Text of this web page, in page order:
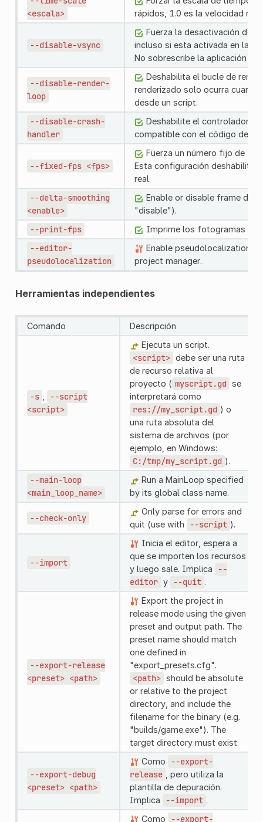
<escala>
rápidos, 1.0 es la velocidad
--disable-vsync
Fuerza la desactivación de
incluso si esta activada en la
No sobrescribe la aplicación
--disable-render-
loop
Deshabilita el bucle de
renderizado solo ocurra
desde un script.
--disable-crash-
handler
Deshabilite el controlador
compatible con el código de la
--fixed-fps <fps>
Fuerza un número fijo de
Esta configuración deshabilita
real.
--delta-smoothing
<enable>
Enable or disable frame
"disable").
--print-fps Imprime los fotogramas
--editor-
pseudolocalization
Enable pseudolocalization
project manager.
Herramientas independientes
Comando Descripción
-s
--script
<script>
Ejecuta un script.
<script> debe ser una ruta
de recurso relativa al
proyecto ( myscript.gd se
interpretará como
res://my_script.gd ) o
una ruta absoluta del
sistema de archivos (por
ejemplo, en Windows:
C:/tmp/my_script.gd ).
--main-loop
<main_loop_name>
Run a MainLoop specified
by its global class name.
--check-only
Only parse for errors and
quit (use with
--script ).
--import
Inicia el editor, espera a
que se importen los recursos
y luego sale. Implica
--
editor y --quit .
--export-release
<preset> <path>
Export the project in
release mode using the given
preset and output path. The
preset name should match
one defined in
"export_presets.cfg".
<path> should be absolute
or relative to the project
directory, and include the
filename for the binary (e.g.
"builds/game.exe"). The
target directory must exist.
--export-debug
<preset> <path>
Como
--export-
release
, pero utiliza la
plantilla de depuración.
Implica
--import .
Como
--export-